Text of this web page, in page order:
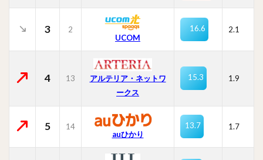
3
2
UCOM
16.6 2.1
4 13
アルテリア・ネットワ
ークス
15.3 1.9
5
14
auひかり
13.7 1.7